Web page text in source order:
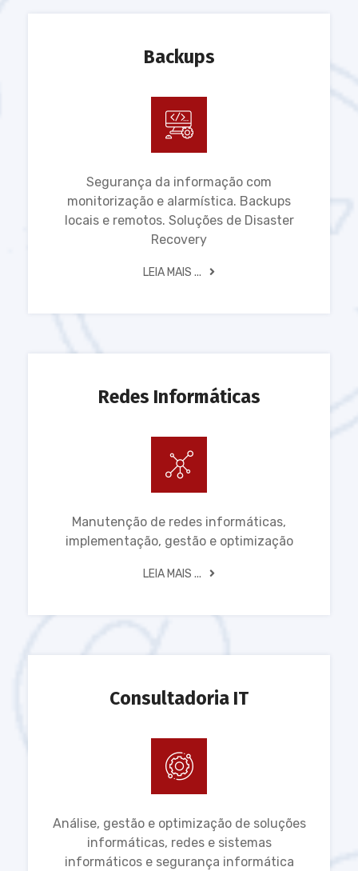
Backups
Segurança da informação com
monitorização e alarmística. Backups
locais e remotos. Soluções de Disaster
Recovery
LEIA MAIS ...
Redes Informáticas
Manutenção de redes informáticas,
implementação, gestão e optimização
LEIA MAIS ...
Consultadoria IT
Análise, gestão e optimização de soluções
informáticas, redes e sistemas
informáticos e segurança informática